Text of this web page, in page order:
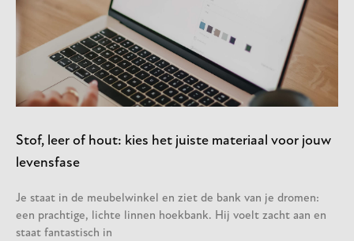
Stof, leer of hout: kies het juiste materiaal voor jouw
levensfase
Je staat in de meubelwinkel en ziet de bank van je dromen:
een prachtige, lichte linnen hoekbank. Hij voelt zacht aan en
staat fantastisch in